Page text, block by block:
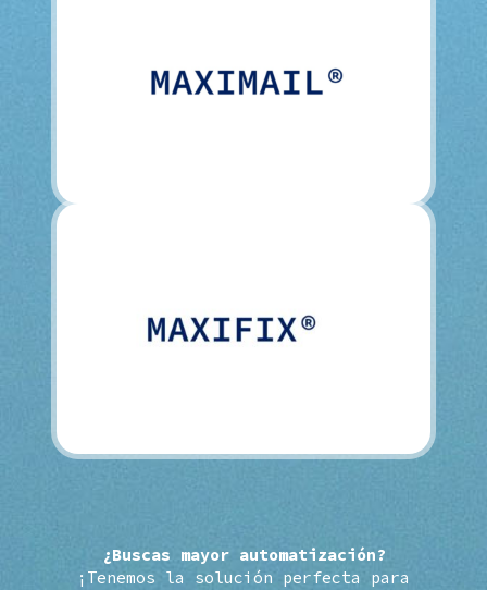
¿Buscas mayor automatización?
¡Tenemos la solución perfecta para